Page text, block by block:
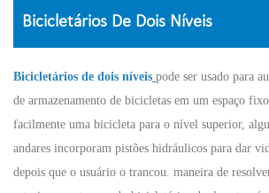
Bicicletários De Dois Níveis
Bicicletários de dois níveis pode ser usado para
de armazenamento de bicicletas em um espaço
facilmente uma bicicleta para o nível superior,
andares incorporam pistões hidráulicos para dar
depois que o usuário o trancou. maneira de